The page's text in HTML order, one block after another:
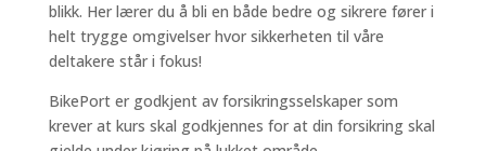
blikk. Her lærer du å bli en både bedre og sikrere fører i
helt trygge omgivelser hvor sikkerheten til våre
deltakere står i fokus!
BikePort er godkjent av forsikringsselskaper som
krever at kurs skal godkjennes for at din forsikring skal